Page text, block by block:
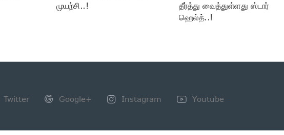
முயற்சி..!
தீர்த்து வைத்துள்ளது ஸ்டார்
ஹெல்த்..!
Twitter Google+ Instagram Youtube